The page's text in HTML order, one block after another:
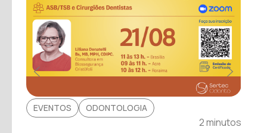
EVENTOS ODONTOLOGIA
2 minutos